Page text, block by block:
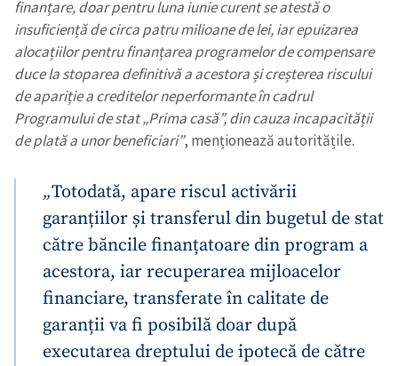
finanțare, doar pentru luna iunie curent se atestă o
insuficiență de circa patru milioane de lei, iar epuizarea
alocațiilor pentru finanțarea programelor de compensare
duce la stoparea definitivă a acestora și creșterea riscului
de apariție a creditelor neperformante în cadrul
Programului de stat „Prima casă”, din cauza incapacității
de plată a unor beneficiari”, menționează autoritățile.
„Totodată, apare riscul activării
garanțiilor și transferul din bugetul de stat
către băncile finanțatoare din program a
acestora, iar recuperarea mijloacelor
financiare, transferate în calitate de
garanții va fi posibilă doar după
executarea dreptului de ipotecă de către